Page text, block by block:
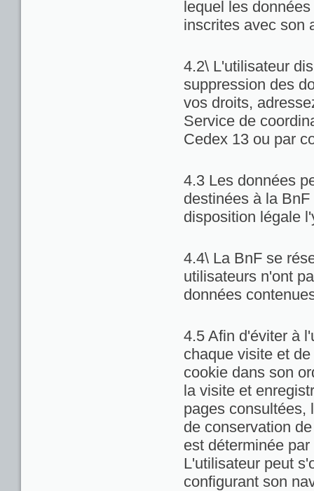
lequel les
inscrites avec son
4.2\ L'utilisateur
suppression des
vos droits,
Service de
Cedex 13 ou par
4.3 Les données
destinées à la
disposition légale
4.4\ La BnF se
utilisateurs n'ont
données
4.5 Afin d'éviter à
chaque visite et
cookie dans son
la visite et
pages consultées,
de conservation
est déterminée
L'utilisateur peut
configurant son